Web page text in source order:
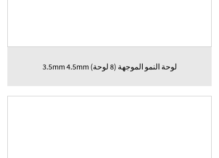
لوحة النمو الموجهة (8 لوحة) 3.5mm 4.5mm